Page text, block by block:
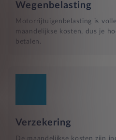
Wegenbelasting
Motorrijtuigenbelasting is
maandelijkse kosten, dus je
betalen.
Verzekering
De maandelijkse kosten zijn